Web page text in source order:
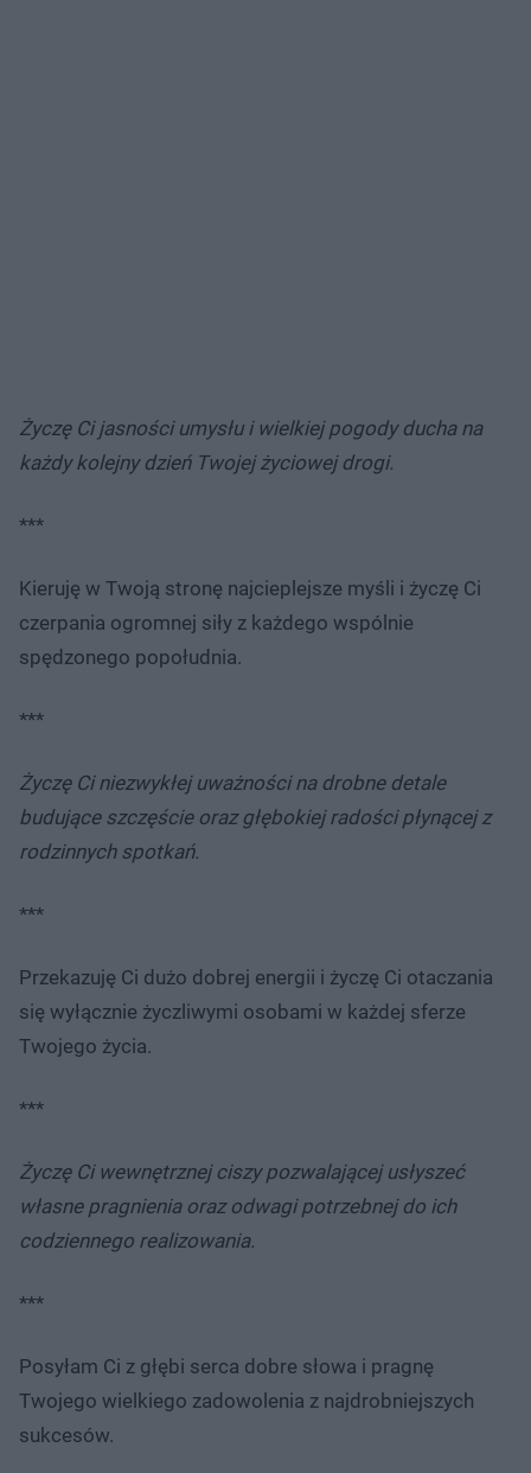
Życzę Ci jasności umysłu i wielkiej pogody ducha na
każdy kolejny dzień Twojej życiowej drogi.
***
Kieruję w Twoją stronę najcieplejsze myśli i życzę Ci
czerpania ogromnej siły z każdego wspólnie
spędzonego popołudnia.
***
Życzę Ci niezwykłej uważności na drobne detale
budujące szczęście oraz głębokiej radości płynącej z
rodzinnych spotkań.
***
Przekazuję Ci dużo dobrej energii i życzę Ci otaczania
się wyłącznie życzliwymi osobami w każdej sferze
Twojego życia.
***
Życzę Ci wewnętrznej ciszy pozwalającej usłyszeć
własne pragnienia oraz odwagi potrzebnej do ich
codziennego realizowania.
***
Posyłam Ci z głębi serca dobre słowa i pragnę
Twojego wielkiego zadowolenia z najdrobniejszych
sukcesów.